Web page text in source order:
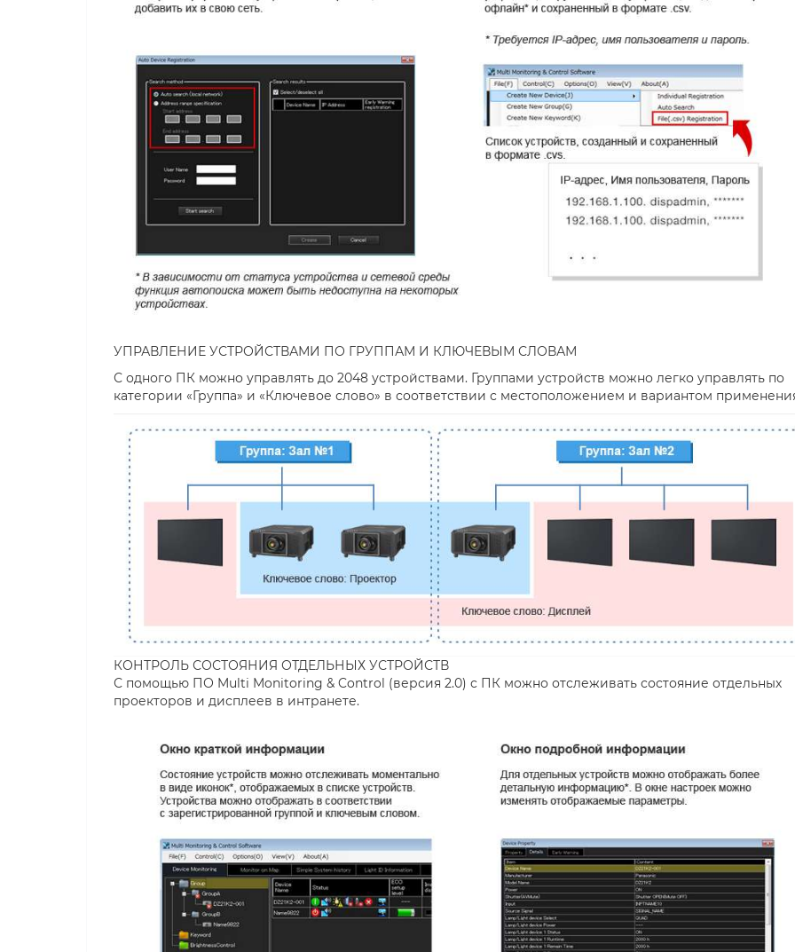
УПРАВЛЕНИЕ УСТРОЙСТВАМИ ПО ГРУППАМ И КЛЮЧЕВЫМ СЛОВАМ
С одного ПК можно управлять до 2048 устройствами. Группами устройств можно легко управлять по
категории «Группа» и «Ключевое слово» в соответствии с местоположением и вариантом
КОНТРОЛЬ СОСТОЯНИЯ ОТДЕЛЬНЫХ УСТРОЙСТВ
С помощью ПО Multi Monitoring & Control (версия 2.0) с ПК можно отслеживать состояние отдельных
проекторов и дисплеев в интранете.